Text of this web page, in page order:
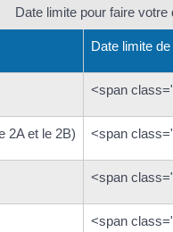
Date limite pour faire
Date limite
<span
2A et le 2B) <span
<span
<span